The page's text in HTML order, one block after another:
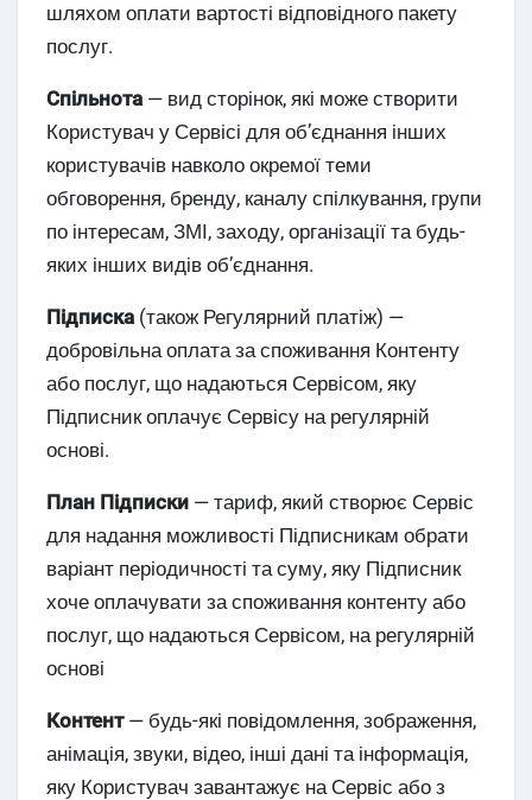
шляхом оплати вартості відповідного пакету
послуг.
Спільнота— вид сторінок, які може створити
Користувач у Сервісі для обʼєднання інших
користувачів навколо окремої теми
обговорення, бренду, каналу спілкування, групи
по інтересам, ЗМІ, заходу, організації та будь-
яких інших видів обʼєднання.
Підписка(також Регулярний платіж) —
добровільна оплата за споживання Контенту
або послуг, що надаються Сервісом, яку
Підписник оплачує Сервісу на регулярній
основі.
План Підписки — тариф, який створює Сервіс
для надання можливості Підписникам обрати
варіант періодичності та суму, яку Підписник
хоче оплачувати за споживання контенту або
послуг, що надаються Сервісом, на регулярній
основі
Контент— будь-які повідомлення, зображення,
анімація, звуки, відео, інші дані та інформація,
яку Користувач завантажує на Сервіс або з